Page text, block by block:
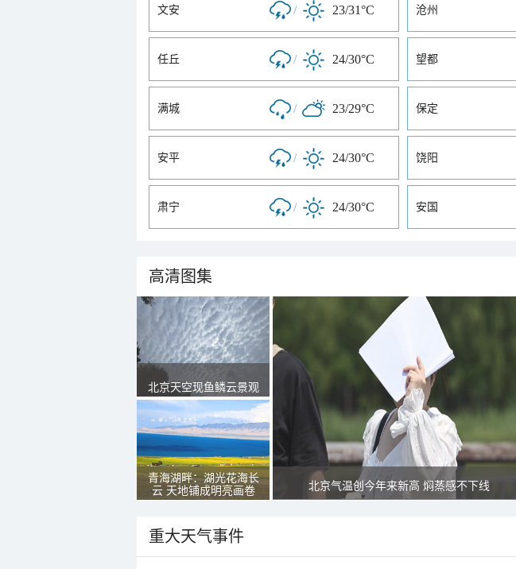
文安 / 23/31°C 沧州
任丘 / 24/30°C 望都
满城 / 23/29°C 保定
安平 / 24/30°C 饶阳
肃宁 / 24/30°C 安国
高清图集
北京天空现鱼鳞云景观
青海湖畔：湖光花海长
云 天地铺成明亮画卷
北京气温创今年来新高 焖蒸感不下线
重大天气事件